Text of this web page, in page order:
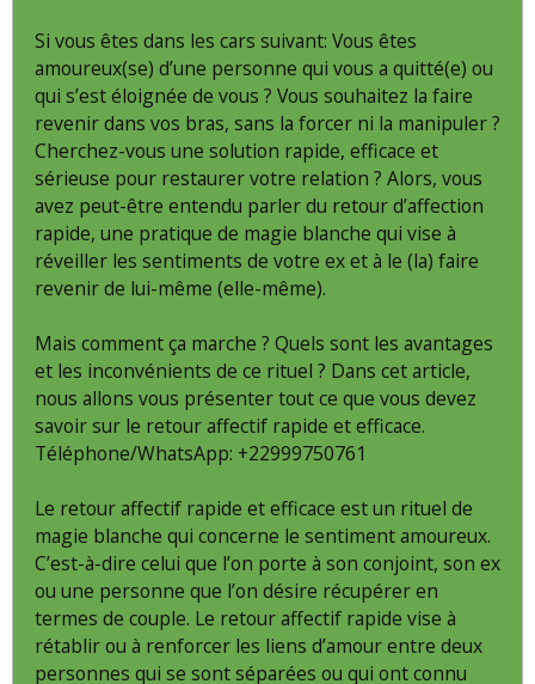
Si vous êtes dans les cars suivant: Vous êtes
amoureux(se) d’une personne qui vous a quitté(e) ou
qui s’est éloignée de vous ? Vous souhaitez la faire
revenir dans vos bras, sans la forcer ni la manipuler ?
Cherchez-vous une solution rapide, efficace et
sérieuse pour restaurer votre relation ? Alors, vous
avez peut-être entendu parler du retour d’affection
rapide, une pratique de magie blanche qui vise à
réveiller les sentiments de votre ex et à le (la) faire
revenir de lui-même (elle-même).
Mais comment ça marche ? Quels sont les avantages
et les inconvénients de ce rituel ? Dans cet article,
nous allons vous présenter tout ce que vous devez
savoir sur le retour affectif rapide et efficace.
Téléphone/WhatsApp: +22999750761
Le retour affectif rapide et efficace est un rituel de
magie blanche qui concerne le sentiment amoureux.
C’est-à-dire celui que l’on porte à son conjoint, son ex
ou une personne que l’on désire récupérer en
termes de couple. Le retour affectif rapide vise à
rétablir ou à renforcer les liens d’amour entre deux
personnes qui se sont séparées ou qui ont connu